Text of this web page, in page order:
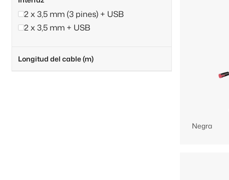
2 x 3,5 mm (3 pines) + USB
2 x 3,5 mm + USB
Longitud del cable (m)
Negra